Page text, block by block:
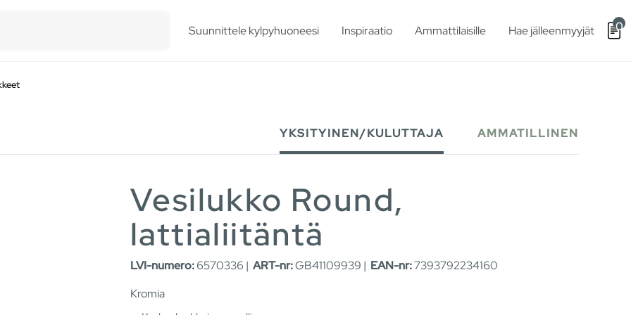
Suunnittele kylpyhuoneesi Inspiraatio Ammattilaisille Hae jälleenmyyjät 0
YKSITYINEN/KULUTTAJA AMMATILLINEN
Vesilukko Round,
lattialiitäntä
LVI-numero:6570336 | ART-nr:GB41109939 | EAN-nr:7393792234160
Kromia